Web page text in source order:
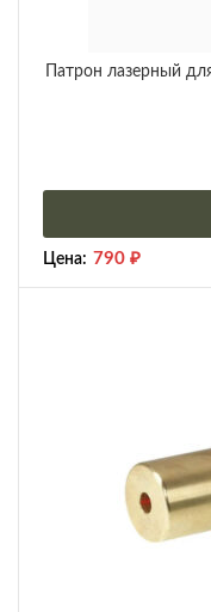
Патрон лазерный
Цена: 790 ₽